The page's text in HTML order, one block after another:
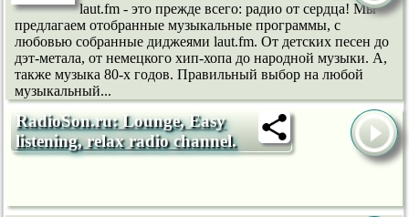
laut.fm - это прежде всего: радио от сердца! Мы
предлагаем отобранные музыкальные программы, с
любовью собранные диджеями laut.fm. От детских песен до
дэт-метала, от немецкого хип-хопа до народной музыки. А,
также музыка 80-х годов. Правильный выбор на любой
музыкальный...
RadioSon.ru: Lounge, Easy
listening, relax radio channel.